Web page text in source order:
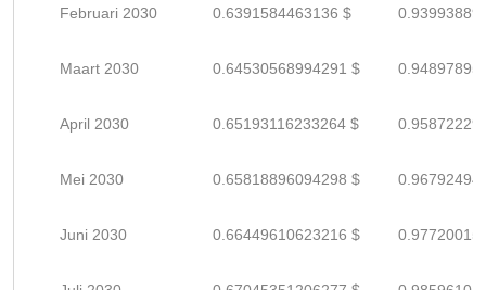
Februari 2030 0.6391584463136 $
Maart 2030 0.64530568994291 $
April 2030 0.65193116233264 $
Mei 2030 0.65818896094298 $
Juni 2030 0.66449610623216 $